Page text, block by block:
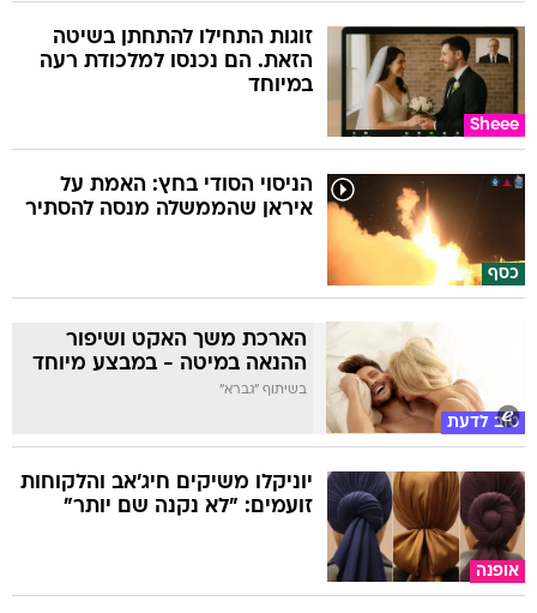
Sheee
זוגות התחילו להתחתן בשיטה
הזאת. הם נכנסו למלכודת רעה
במיוחד
כסף
הניסוי הסודי בחץ: האמת על
איראן שהממשלה מנסה להסתיר
טוב לדעת
הארכת משך האקט ושיפור
ההנאה במיטה - במבצע מיוחד
בשיתוף "גברא"
אופנה
יוניקלו משיקים חיג'אב והלקוחות
זועמים: "לא נקנה שם יותר"